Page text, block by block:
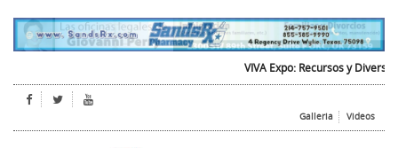
VIVA Expo: Recursos y Diversion para
Galleria Videos